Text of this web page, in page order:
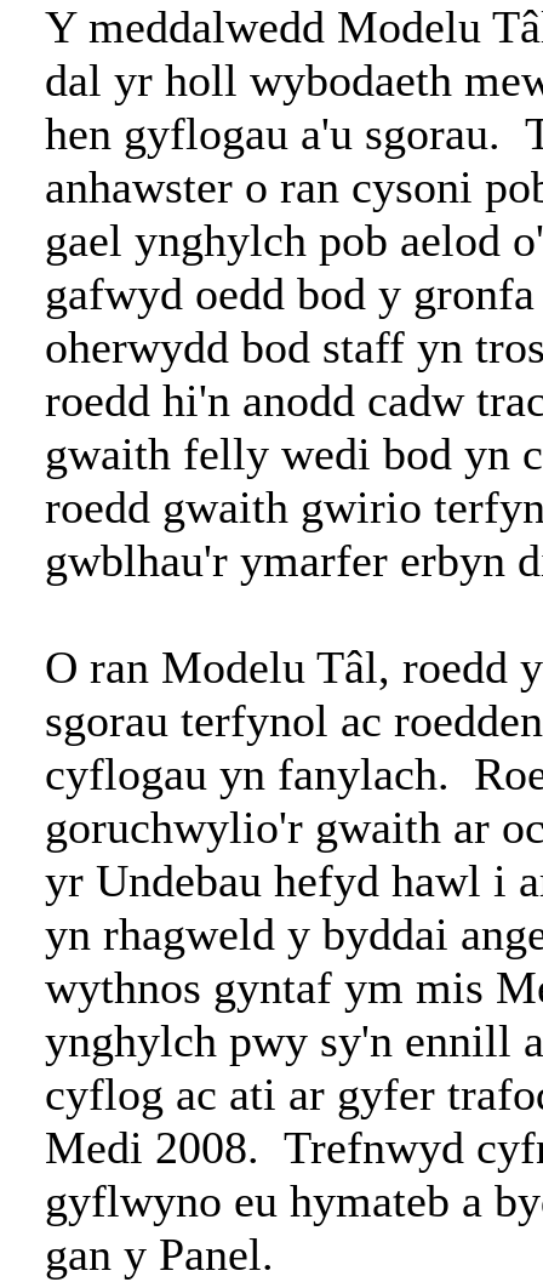
Y meddalwedd Modelu
dal yr holl wybodaeth
hen gyflogau a'u sgorau.
anhawster o ran cysoni
gael ynghylch pob aelod
gafwyd oedd bod y
oherwydd bod staff yn
roedd hi'n anodd cadw
gwaith felly wedi bod yn
roedd gwaith gwirio
gwblhau'r ymarfer erbyn
O ran Modelu Tâl, roedd
sgorau terfynol ac
cyflogau yn fanylach.
goruchwylio'r gwaith ar
yr Undebau hefyd hawl i
yn rhagweld y byddai
wythnos gyntaf ym mis
ynghylch pwy sy'n ennill
cyflog ac ati ar gyfer
Medi 2008. Trefnwyd
gyflwyno eu hymateb a
gan y Panel.